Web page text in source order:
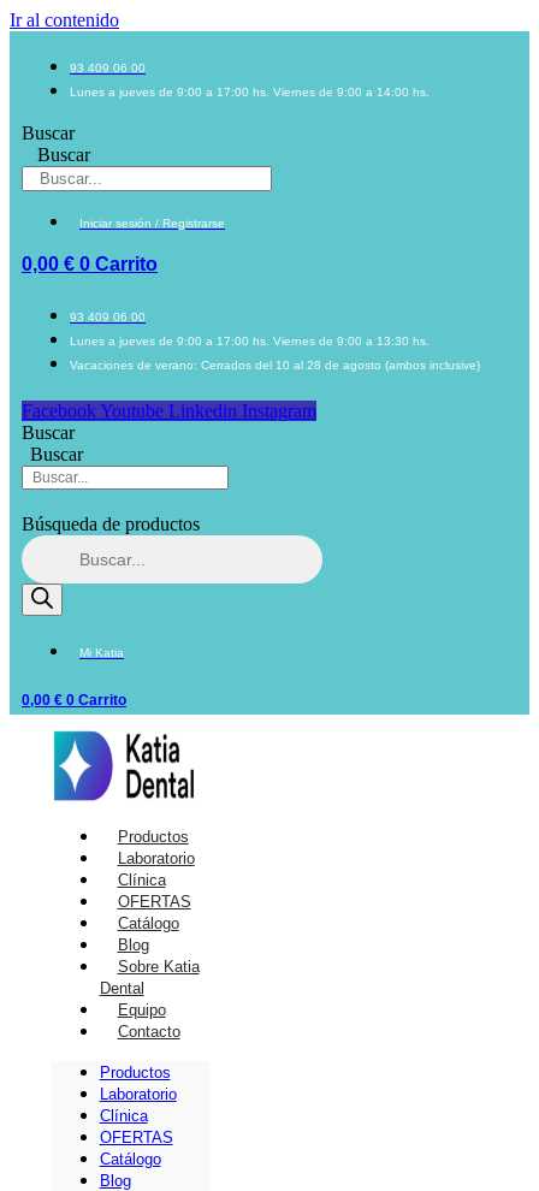
Ir al contenido
93 409 06 00
Lunes a jueves de 9:00 a 17:00 hs. Viernes de 9:00 a 14:00 hs.
Buscar
Buscar
Iniciar sesión / Registrarse
0,00 € 0 Carrito
93 409 06 00
Lunes a jueves de 9:00 a 17:00 hs. Viernes de 9:00 a 13:30 hs.
Vacaciones de verano: Cerrados del 10 al 28 de agosto (ambos inclusive)
Facebook Youtube Linkedin Instagram
Buscar
Buscar
Búsqueda de productos
Mi Katia
0,00 € 0 Carrito
Productos
Laboratorio
Clínica
OFERTAS
Catálogo
Blog
Sobre Katia
Dental
Equipo
Contacto
Productos
Laboratorio
Clínica
OFERTAS
Catálogo
Blog